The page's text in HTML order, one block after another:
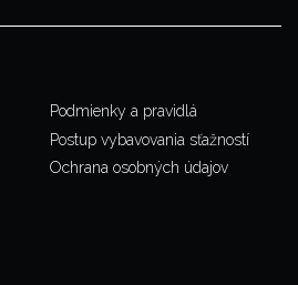
Podmienky a pravidlá
Postup vybavovania sťažností
Ochrana osobných údajov